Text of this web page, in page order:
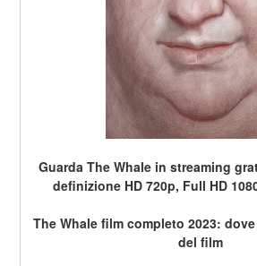
Guarda The Whale in streaming
definizione HD 720p, Full HD
The Whale film completo 2023:
del film